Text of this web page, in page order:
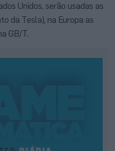
Unidos, serão usadas as
da Tesla), na Europa as
GB/T.